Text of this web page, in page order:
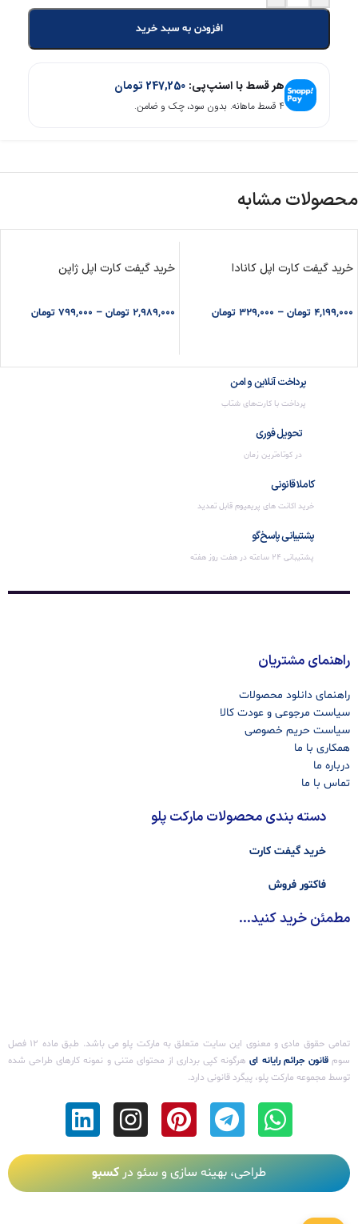
افزودن به سبد خرید
هر قسط با اسنپ‌پی: 247,250 تومان
۴ قسط ماهانه. بدون سود، چک و ضامن.
محصولات مشابه
خرید گیفت کارت اپل کانادا
4,199,000 تومان –
329,000 تومان
خرید گیفت کارت اپل ژاپن
2,989,000 تومان –
799,000 تومان
پرداخت آنلاین و امن
پرداخت با کارت‌های شتاب
تحویل فوری
در کوتاه‌ترین زمان
کاملا قانونی
خرید اکانت های پریمیوم قابل تمدید
پشتیبانی پاسخ‌گو
پشتیبانی 24 ساعته در هفت روز هفته
راهنمای مشتریان
راهنمای دانلود محصولات
سیاست مرجوعی و عودت کالا
سیاست حریم خصوصی
همکاری با ما
درباره ما
تماس با ما
دسته بندی محصولات مارکت پلو
خرید گیفت کارت
فاکتور فروش
مطمئن خرید کنید...
تمامی حقوق مادی و معنوی این سایت متعلق به مارکت پلو می باشد. طـبق ماده ۱۲ فصل
سوم ‌قانون جرائم رایانه ایهرگونه کپی برداری از محتوای متنی و نمونه کارهای طراحی شده
توسط مجموعه مارکت پلو، پیگرد قانونی دارد.
طراحی، بهینه سازی و سئو در کسبو